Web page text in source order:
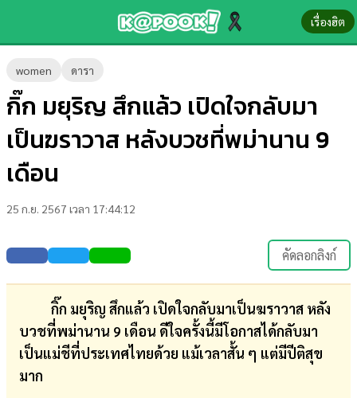
เรื่องฮิต
women ดารา
กิ๊ก มยุริญ สึกแล้ว เปิดใจกลับมา
เป็นฆราวาส หลังบวชที่พม่านาน 9
เดือน
25 ก.ย. 2567 เวลา 17:44:12
คัดลอกลิงก์
กิ๊ก มยุริญ สึกแล้ว เปิดใจกลับมาเป็นฆราวาส หลัง
บวชที่พม่านาน 9 เดือน ดีใจครั้งนี้มีโอกาสได้กลับมา
เป็นแม่ชีที่ประเทศไทยด้วย แม้เวลาสั้น ๆ แต่มีปีติสุข
มาก
ข่าว-
ความ
รู้
บันเทิง
ตรวจ
หวย
บอล
สด
การ